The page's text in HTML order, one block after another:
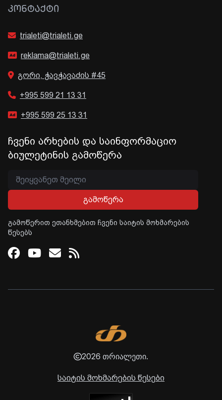
ᲙᲝᲜᲢᲐᲥᲢᲘ
trialeti@trialeti.ge
reklama@trialeti.ge
გორი, ჭავჭავაძის #45
+995 599 21 13 31
+995 599 25 13 31
ჩვენი არხების და საინფორმაციო
ბიულეტინის გამოწერა
გამოწერა
გამოწერით ეთანხმებით ჩვენი საიტის მოხმარების
წესებს
Facebook
Youtube
Email
RSS
2026 თრიალეთი.
საიტის მოხმარების წესები